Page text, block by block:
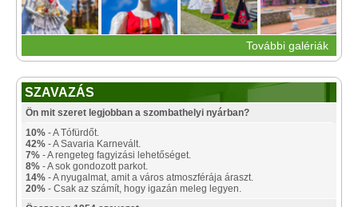
További galériák
SZAVAZÁS
Ön mit szeret legjobban a szombathelyi nyárban?
10% - A Tófürdőt.
42% - A Savaria Karnevált.
7% - A rengeteg fagyizási lehetőséget.
8% - A sok gondozott parkot.
14% - A nyugalmat, amit a város atmoszférája áraszt.
20% - Csak az számít, hogy igazán meleg legyen.